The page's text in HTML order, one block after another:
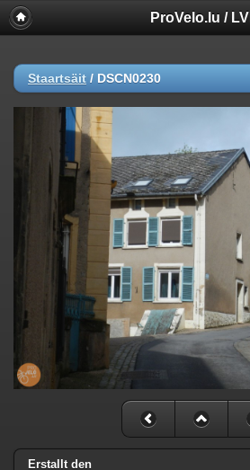
ProVelo.lu / LVI
Staartsäit / DSCN0230
Erstallt den